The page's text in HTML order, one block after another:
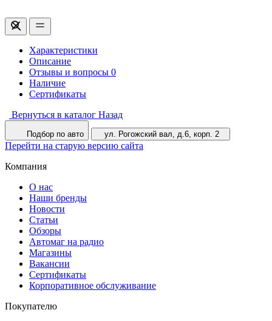
Характеристики
Описание
Отзывы и вопросы 0
Наличие
Сертификаты
Вернуться в каталог Назад
Подбор по авто ул. Рогожский вал, д.6, корп. 2
Перейти на старую версию сайта
Компания
О нас
Наши бренды
Новости
Статьи
Обзоры
Автомаг на радио
Магазины
Вакансии
Сертификаты
Корпоративное обслуживание
Покупателю